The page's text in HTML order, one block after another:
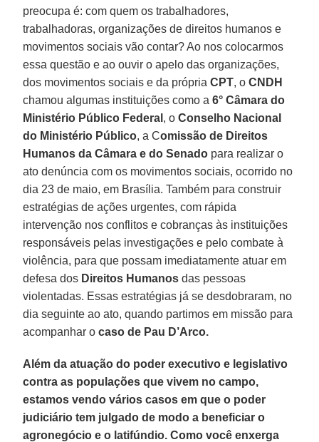
preocupa é: com quem os trabalhadores,
trabalhadoras, organizações de direitos humanos e
movimentos sociais vão contar? Ao nos colocarmos
essa questão e ao ouvir o apelo das organizações,
dos movimentos sociais e da própriaCPT, oCNDH
chamou algumas instituições como a6° Câmara do
Ministério Público Federal , oConselho Nacional
do Ministério Público, a Comissão de Direitos
Humanos da Câmara e do Senado para realizar o
ato denúncia com os movimentos sociais, ocorrido no
dia 23 de maio, em Brasília. Também para construir
estratégias de ações urgentes, com rápida
intervenção nos conflitos e cobranças às instituições
responsáveis pelas investigações e pelo combate à
violência, para que possam imediatamente atuar em
defesa dos Direitos Humanos das pessoas
violentadas. Essas estratégias já se desdobraram, no
dia seguinte ao ato, quando partimos em missão para
acompanhar ocaso de Pau D’Arco.
Além da atuação do poder executivo e legislativo
contra as populações que vivem no campo,
estamos vendo vários casos em que o poder
judiciário tem julgado de modo a beneficiar o
agronegócio e o latifúndio. Como você enxerga